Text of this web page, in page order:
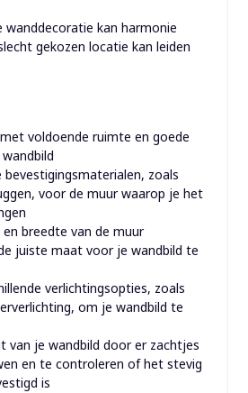
wanddecoratie kan harmonie
gekozen locatie kan leiden
voldoende ruimte en goede
bevestigingsmaterialen, zoals
voor de muur waarop je het
breedte van de muur
juiste maat voor je wandbild te
verlichtingsopties, zoals
om je wandbild te
van je wandbild door er zachtjes
en te controleren of het stevig
is